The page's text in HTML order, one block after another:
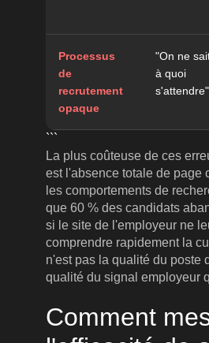
Processus
de
recrutement
opaque
"On ne
à quoi
s'attendre"
```
La plus coûteuse de ces
est l'absence totale de page
les comportements de
que 60 % des candidats
si le site de l'employeur ne
comprendre rapidement la
n'est pas la qualité du poste
qualité du signal employeur
Comment